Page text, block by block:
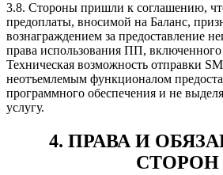
3.8. Стороны пришли к соглашению,
предоплаты, вносимой на Баланс,
вознаграждением за предоставление
права использования ПП,
Техническая возможность отправки
неотъемлемым функционалом
программного обеспечения и не
услугу.
4. ПРАВА И
СТОРОН